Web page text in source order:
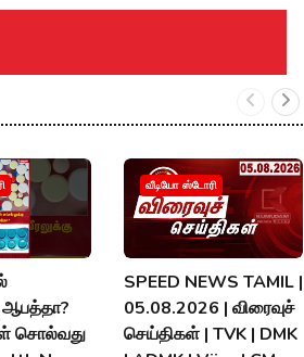
ஆபத்தா?
சொல்வது
வீடியோ ஸ்டோரி
SPEED NEWS TAMIL |
05.08.2026 | விரைவுச்
செய்திகள் | TVK | DMK